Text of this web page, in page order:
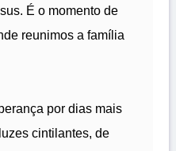
É o momento de
reunimos a família
por dias mais
cintilantes, de